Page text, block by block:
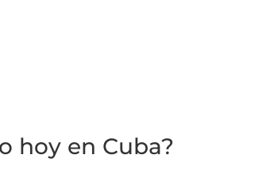
hoy en Cuba?